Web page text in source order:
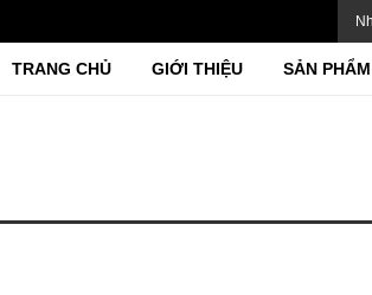
TRANG CHỦ GIỚI THIỆU SẢN PHẨM